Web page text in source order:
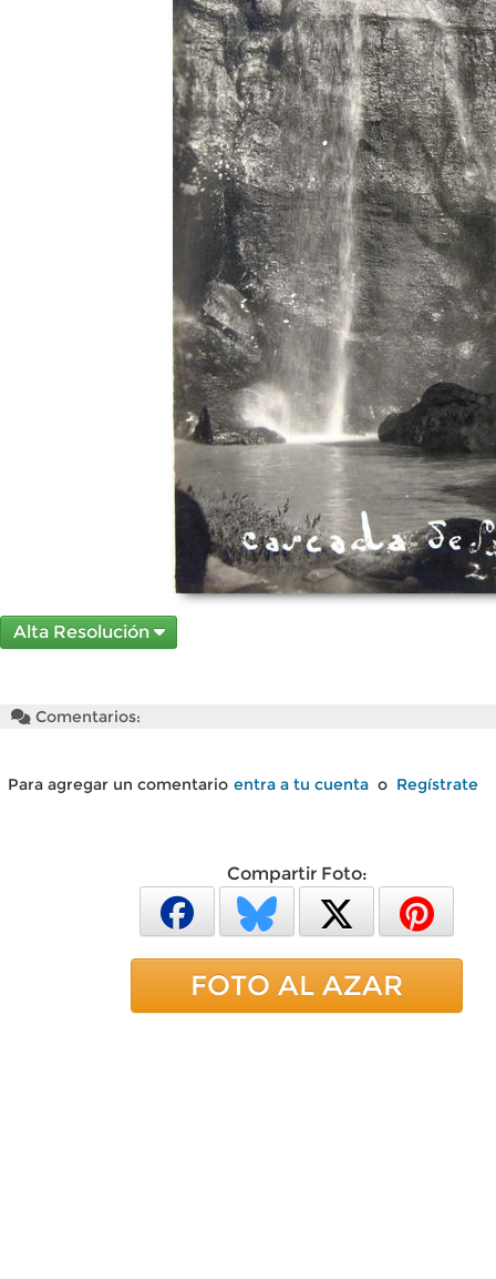
Alta Resolución
Comentarios:
Para agregar un comentario entra a tu cuenta o Regístrate
Compartir Foto:
FOTO AL AZAR